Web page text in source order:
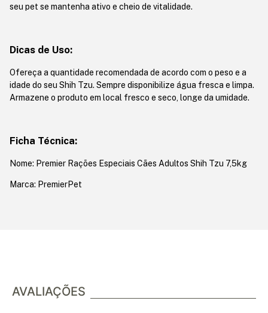
seu pet se mantenha ativo e cheio de vitalidade.
Dicas de Uso:
Ofereça a quantidade recomendada de acordo com o peso e a
idade do seu Shih Tzu. Sempre disponibilize água fresca e limpa.
Armazene o produto em local fresco e seco, longe da umidade.
Ficha Técnica:
Nome: Premier Rações Especiais Cães Adultos Shih Tzu 7,5kg
Marca: PremierPet
AVALIAÇÕES